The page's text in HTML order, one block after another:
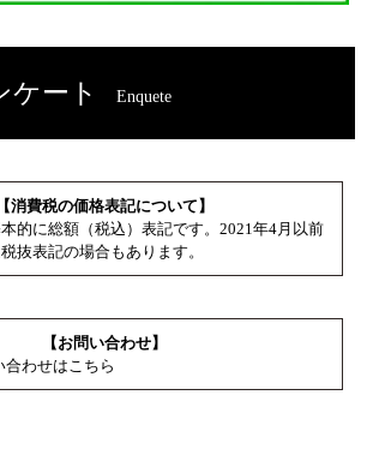
ケート Enquete
【消費税の価格表記について】
的に総額（税込）表記です。2021年4月以前
抜表記の場合もあります。
【お問い合わせ】
合わせはこちら